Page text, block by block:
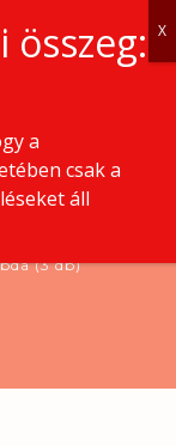
DB)
(3 db)
a
csak a
áll